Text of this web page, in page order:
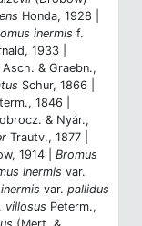
Honda, 1928 |
inermis f.
1933 |
Asch. & Graebn.,
Schur, 1866 |
1846 |
& Nyár.,
Trautv., 1877 |
1914 | Bromus
inermis var.
var. pallidus
villosus Peterm.,